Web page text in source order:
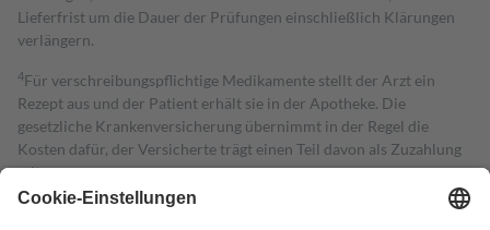
Lieferfrist um die Dauer der Prüfungen einschließlich Klärungen
verlängern.
4Für verschreibungspflichtige Medikamente stellt der Arzt ein
Rezept aus und der Patient erhält sie in der Apotheke. Die
gesetzliche Krankenversicherung übernimmt in der Regel die
Kosten dafür, der Versicherte trägt einen Teil davon als Zuzahlung
mit.
Grundsätzlich leisten Mitglieder Zuzahlungen in Höhe von zehn